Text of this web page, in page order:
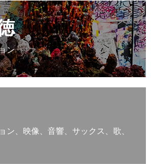
ン
ン、映像、音響、サックス、歌、